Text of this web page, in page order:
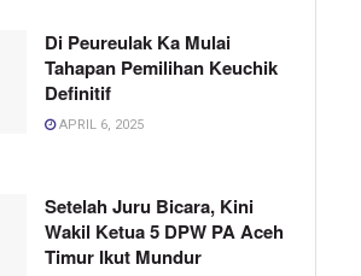
Di Peureulak Ka Mulai
Tahapan Pemilihan Keuchik
Definitif
APRIL 6, 2025
Setelah Juru Bicara, Kini
Wakil Ketua 5 DPW PA Aceh
Timur Ikut Mundur